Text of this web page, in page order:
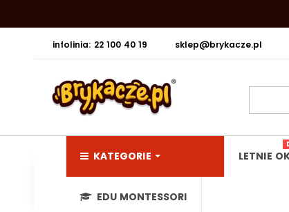
infolinia: 22 100 40 19 sklep@brykacze.pl
KATEGORIE LETNIE
EDU MONTESSORI